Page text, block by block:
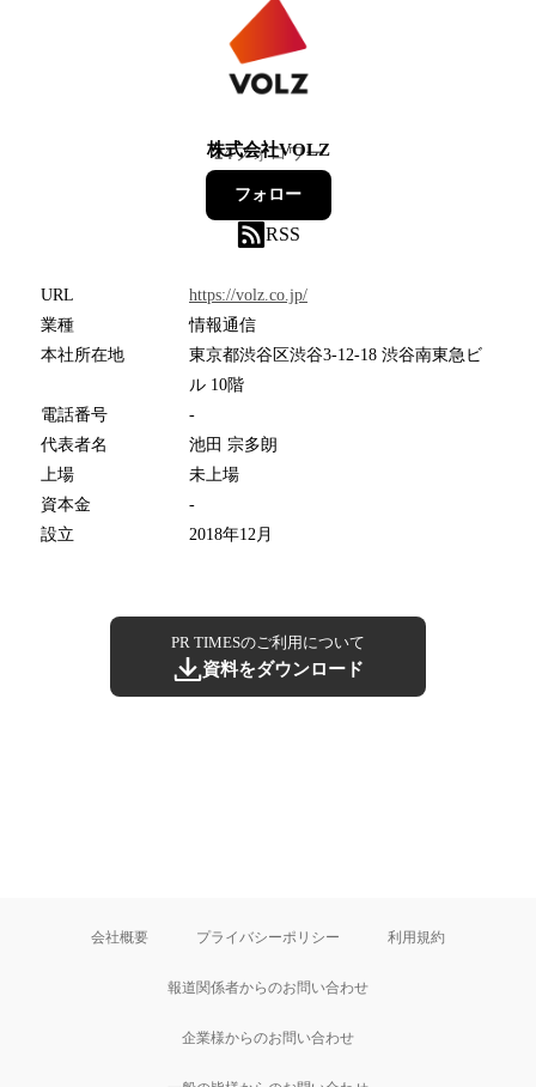
株式会社VOLZ
24フォロワー
フォロー
RSS
URL
https://volz.co.jp/
業種
情報通信
本社所在地
東京都渋谷区渋谷3-12-18 渋谷南東急ビ
ル 10階
電話番号
-
代表者名
池田 宗多朗
上場
未上場
資本金
-
設立
2018年12月
PR TIMESのご利用について
資料をダウンロード
会社概要 プライバシーポリシー 利用規約
報道関係者からのお問い合わせ
企業様からのお問い合わせ